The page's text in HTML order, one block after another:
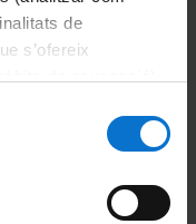
de
s’ofereix
web de la
Social 2016